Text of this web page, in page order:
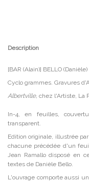
Description
[BAR (Alain)] BELLO
Cyclo grammes. Gravures
Albertville, chez l'Artiste, La
In-4, en feuilles,
transparent.
Edition originale, illustrée
chacune précédée d'un
Jean Ramallo disposé en
textes de Danièle Bello.
L'ouvrage comporte aussi